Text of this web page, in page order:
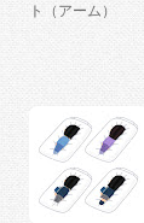
ト（アーム）